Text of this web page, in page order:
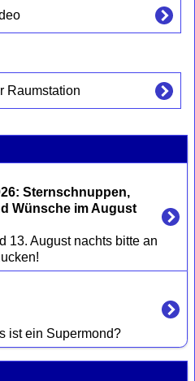
Raumstation
Sternschnuppen,
Wünsche im August
13. August nachts bitte an